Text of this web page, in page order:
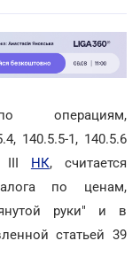
операциям,
140.5.5-1, 140.5.6
III НК, считается
по ценам,
руки" и в
статьей 39